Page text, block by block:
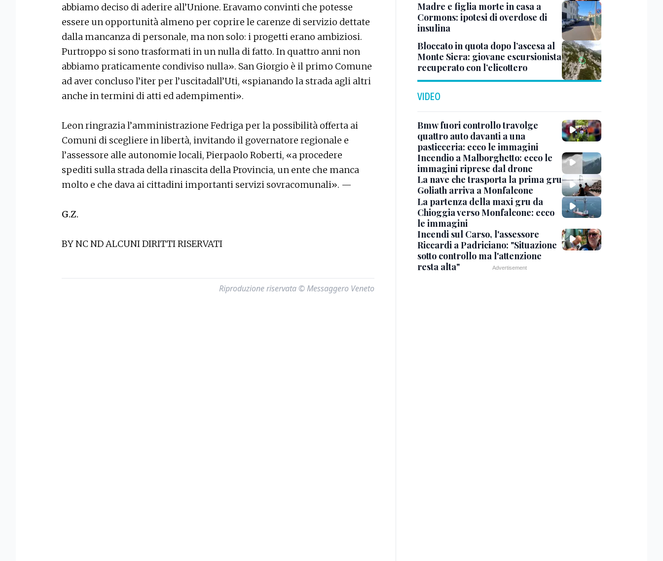
abbiamo deciso di aderire all’Unione. Eravamo convinti che potesse
essere un opportunità almeno per coprire le carenze di servizio dettate
dalla mancanza di personale, ma non solo: i progetti erano ambiziosi.
Purtroppo si sono trasformati in un nulla di fatto. In quattro anni non
abbiamo praticamente condiviso nulla». San Giorgio è il primo Comune
ad aver concluso l’iter per l’uscitadall’Uti, «spianando la strada agli altri
anche in termini di atti ed adempimenti».
Leon ringrazia l’amministrazione Fedriga per la possibilità offerta ai
Comuni di scegliere in libertà, invitando il governatore regionale e
l’assessore alle autonomie locali, Pierpaolo Roberti, «a procedere
spediti sulla strada della rinascita della Provincia, un ente che manca
molto e che dava ai cittadini importanti servizi sovracomunali». —
G.Z.
BY NC ND ALCUNI DIRITTI RISERVATI
Riproduzione riservata © Messaggero Veneto
Madre e figlia morte in casa a
Cormons: ipotesi di overdose di
insulina
Bloccato in quota dopo l’ascesa al
Monte Siera: giovane escursionista
recuperato con l’elicottero
VIDEO
Bmw fuori controllo travolge
quattro auto davanti a una
pasticceria: ecco le immagini
Incendio a Malborghetto: ecco le
immagini riprese dal drone
La nave che trasporta la prima gru
Goliath arriva a Monfalcone
La partenza della maxi gru da
Chioggia verso Monfalcone: ecco
le immagini
Incendi sul Carso, l'assessore
Riccardi a Padriciano: "Situazione
sotto controllo ma l'attenzione
resta alta"